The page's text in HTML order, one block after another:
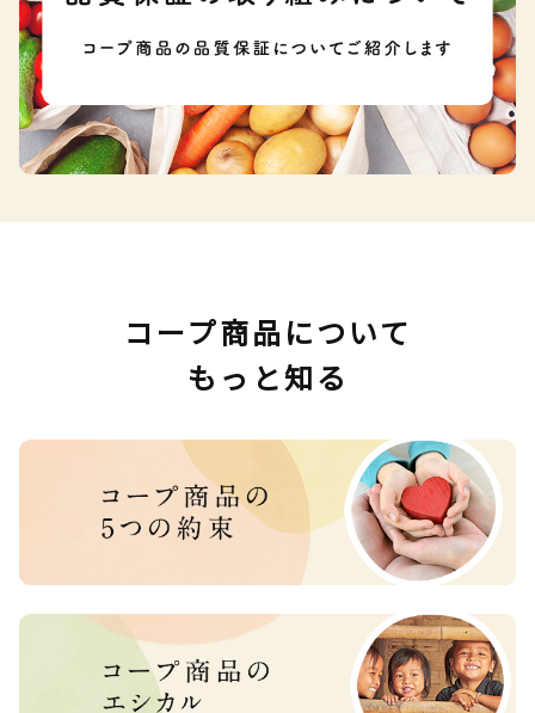
コープ商品について
もっと知る